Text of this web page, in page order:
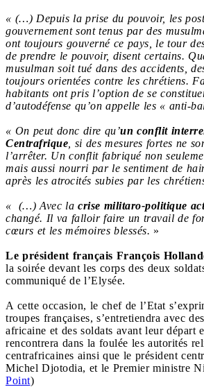
« (…) Depuis la prise du pouvoir, les
gouvernement sont tenus par des
ont toujours gouverné ce pays, le tour
de prendre le pouvoir, disent certains.
musulman soit tué dans des accidents,
toujours orientées contre les chrétiens.
habitants ont pris l’option de se
d’autodéfense qu’on appelle les « anti-
« On peut donc dire qu’un conflit
Centrafrique , si des mesures fortes ne
l’arrêter. Un conflit fabriqué non
mais aussi nourri par le sentiment de
après les atrocités subies par les
« (…) Avec la crise militaro-politique
changé. Il va falloir faire un travail de
cœurs et les mémoires blessés. »
Le président français François
la soirée devant les corps des deux
communiqué de l’Elysée.
A cette occasion, le chef de l’Etat
troupes françaises, s’entretiendra avec
africaine et des soldats avant leur départ
rencontrera dans la foulée les autorités
centrafricaines ainsi que le président
Michel Djotodia, et le Premier ministre
Point)